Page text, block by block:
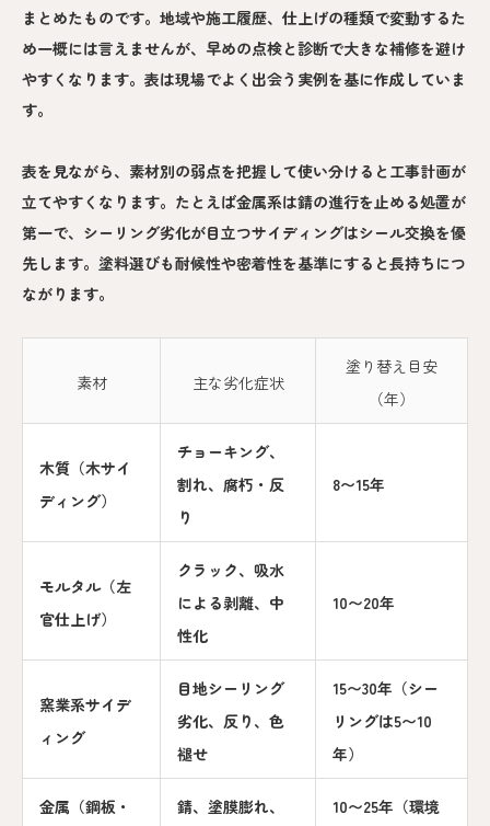
まとめたものです。地域や施工履歴、仕上げの種類で変動するた
め一概には言えませんが、早めの点検と診断で大きな補修を避け
やすくなります。表は現場でよく出会う実例を基に作成していま
す。
表を見ながら、素材別の弱点を把握して使い分けると工事計画が
立てやすくなります。たとえば金属系は錆の進行を止める処置が
第一で、シーリング劣化が目立つサイディングはシール交換を優
先します。塗料選びも耐候性や密着性を基準にすると長持ちにつ
ながります。
素材 主な劣化症状
塗り替え目安
（年）
木質（木サイ
ディング）
チョーキング、
割れ、腐朽・反
り
8〜15年
モルタル（左
官仕上げ）
クラック、吸水
による剥離、中
性化
10〜20年
窯業系サイデ
ィング
目地シーリング
劣化、反り、色
褪せ
15〜30年（シー
リングは5〜10
年）
金属（鋼板・
錆、塗膜膨れ、
10〜25年（環境